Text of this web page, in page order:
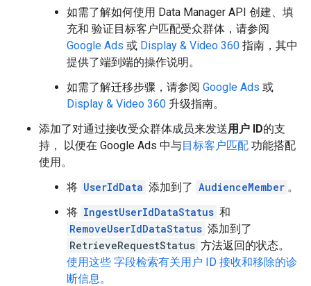
如需了解如何使用 Data Manager API 创建、填
充和 验证目标客户匹配受众群体，请参阅
Google Ads 或 Display & Video 360 指南，其中
提供了端到端的操作说明。
如需了解迁移步骤，请参阅 Google Ads 或
Display & Video 360 升级指南。
添加了对通过接收受众群体成员来发送用户 ID的支
持， 以便在 Google Ads 中与目标客户匹配 功能搭配
使用。
将 UserIdData 添加到了 AudienceMember 。
将 IngestUserIdDataStatus 和
RemoveUserIdDataStatus 添加到了
RetrieveRequestStatus 方法返回的状态。
使用这些 字段检索有关用户 ID 接收和移除的诊
断信息。